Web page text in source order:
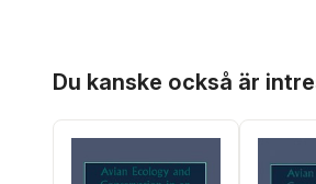
Du kanske också är